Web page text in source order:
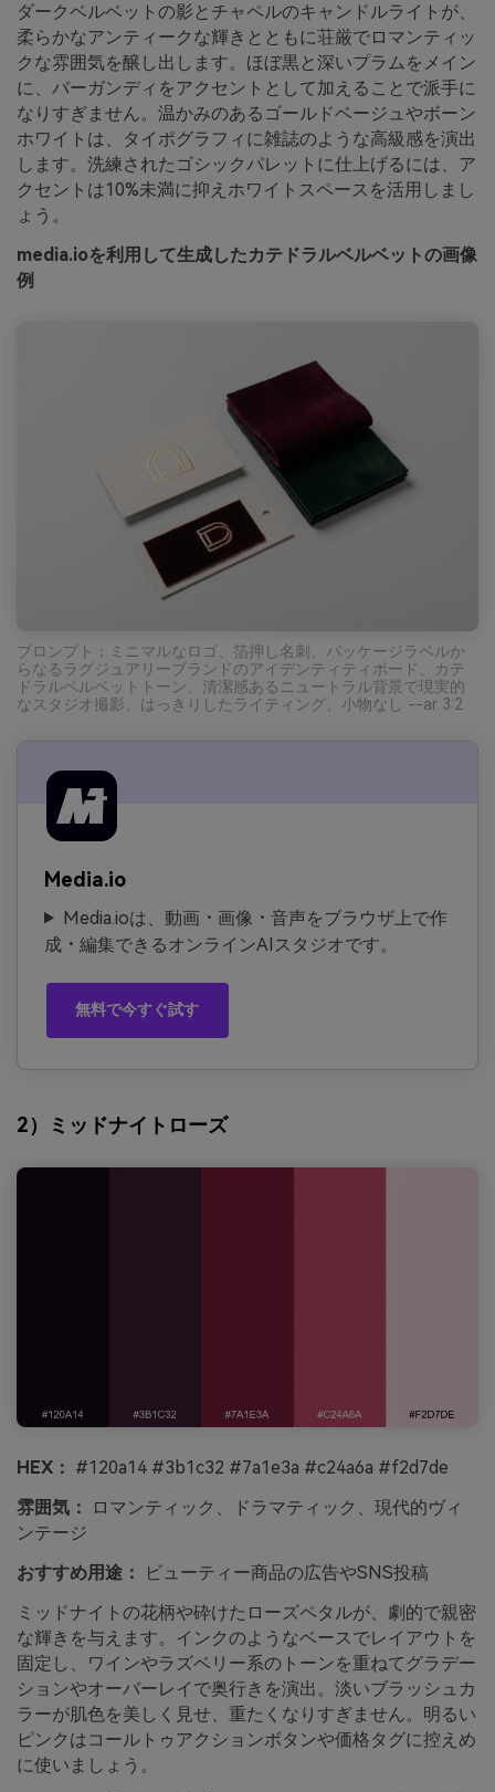
ダークベルベットの影とチャペルのキャンドルライトが、
柔らかなアンティークな輝きとともに荘厳でロマンティッ
クな雰囲気を醸し出します。ほぼ黒と深いプラムをメイン
に、バーガンディをアクセントとして加えることで派手に
なりすぎません。温かみのあるゴールドベージュやボーン
ホワイトは、タイポグラフィに雑誌のような高級感を演出
します。洗練されたゴシックパレットに仕上げるには、ア
クセントは10%未満に抑えホワイトスペースを活用しまし
ょう。
media.ioを利用して生成したカテドラルベルベットの画像
例
プロンプト：ミニマルなロゴ、箔押し名刺、パッケージラベルか
らなるラグジュアリーブランドのアイデンティティボード、カテ
ドラルベルベットトーン、清潔感あるニュートラル背景で現実的
なスタジオ撮影、はっきりしたライティング、小物なし --ar 3:2
Media.io
Media.ioは、動画・画像・音声をブラウザ上で作
成・編集できるオンラインAIスタジオです。
無料で今すぐ試す
2）ミッドナイトローズ
HEX： #120a14 #3b1c32 #7a1e3a #c24a6a #f2d7de
雰囲気：
ロマンティック、ドラマティック、現代的ヴィ
ンテージ
おすすめ用途：
ビューティー商品の広告やSNS投稿
ミッドナイトの花柄や砕けたローズペタルが、劇的で親密
な輝きを与えます。インクのようなベースでレイアウトを
固定し、ワインやラズベリー系のトーンを重ねてグラデー
ションやオーバーレイで奥行きを演出。淡いブラッシュカ
ラーが肌色を美しく見せ、重たくなりすぎません。明るい
ピンクはコールトゥアクションボタンや価格タグに控えめ
に使いましょう。